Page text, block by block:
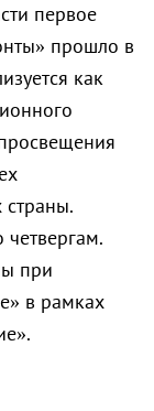
первое
прошло в
как
при
в рамках